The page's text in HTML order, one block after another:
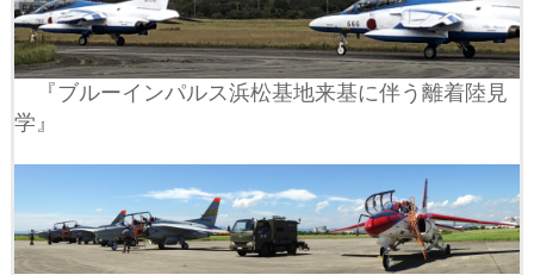
『ブルーインパルス浜松基地来基に伴う離着陸見
学』